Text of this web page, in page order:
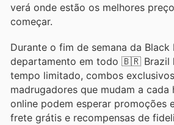
verá onde estão os melhores
começar.
Durante o fim de semana da Black
departamento em todo 🇧🇷 Brazil
tempo limitado, combos
madrugadores que mudam a cada
online podem esperar promoções
frete grátis e recompensas de